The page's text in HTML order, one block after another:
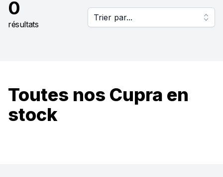
0
résultats
Trier par...
Toutes nos Cupra en
stock